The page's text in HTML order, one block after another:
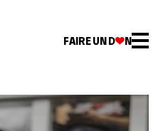
FAIRE UN D N